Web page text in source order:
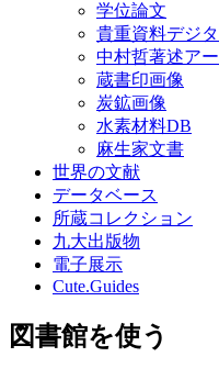
学位論文
貴重資料デジ
中村哲著述ア
蔵書印画像
炭鉱画像
水素材料DB
麻生家文書
世界の文献
データベース
所蔵コレクション
九大出版物
電子展示
Cute.Guides
図書館を使う